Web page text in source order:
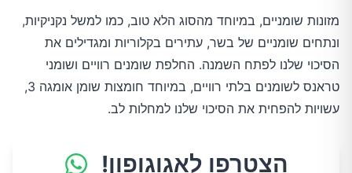
מזונות שומניים, במיוחד מהסוג הלא טוב, כמו למשל נקניקיות,
ונתחים שומניים של בשר, עתירים בקלוריות ומגדילים את
הסיכוי שלנו לפתח השמנה. החלפת שומנים רוויים ושומני
טראנס לשומנים בלתי רוויים, במיוחד חומצות שומן אומגה 3,
עשויות להפחית את הסיכוי שלנו למחלות לב.
הצטרפו לאגוגופון!